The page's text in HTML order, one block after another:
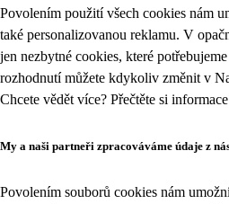
Povolením použití všech cookies nám
také personalizovanou reklamu. V
jen nezbytné cookies, které
rozhodnutí můžete kdykoliv změnit v
Chcete vědět více? Přečtěte si
My a naši partneři zpracováváme údaje z
Povolením souborů cookies nám